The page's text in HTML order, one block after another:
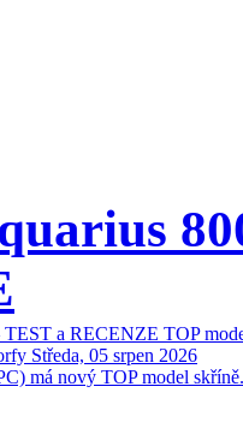
a RECENZE TOP
Středa, 05 srpen 2026
má nový TOP model